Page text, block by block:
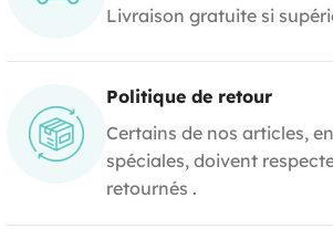
Livraison gratuite si
Politique de retour
Certains de nos articles,
spéciales, doivent
retournés .